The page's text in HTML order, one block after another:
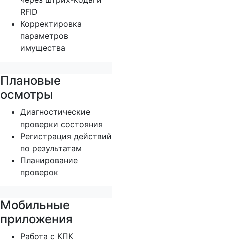
RFID
Корректировка
параметров
имущества
Плановые
осмотры
Диагностические
проверки состояния
Регистрация действий
по результатам
Планирование
проверок
Мобильные
приложения
Работа с КПК